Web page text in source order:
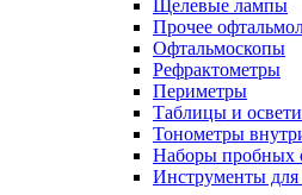
Щелевые лампы
Прочее
Офтальмоскопы
Рефрактометры
Периметры
Таблицы и
Тонометры
Наборы пробных
Инструменты